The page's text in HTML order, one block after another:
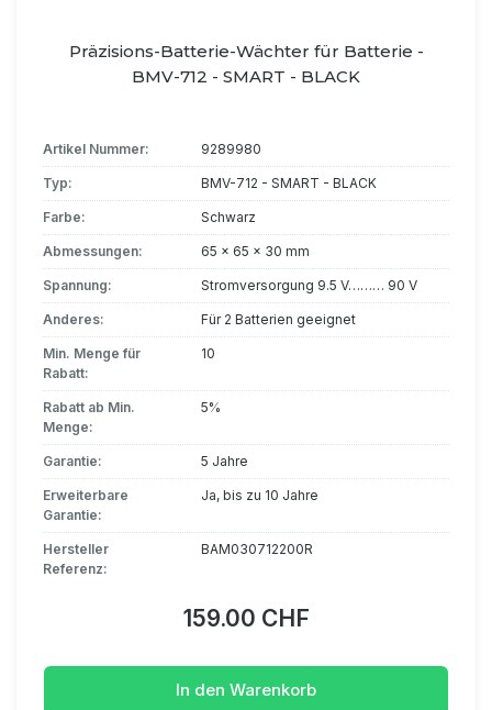
Präzisions-Batterie-Wächter für Batterie -
BMV-712 - SMART - BLACK
Artikel Nummer: 9289980
Typ: BMV-712 - SMART - BLACK
Farbe: Schwarz
Abmessungen: 65 x 65 x 30 mm
Spannung: Stromversorgung 9.5 V……… 90 V
Anderes: Für 2 Batterien geeignet
Min. Menge für
Rabatt:
10
Rabatt ab Min.
Menge:
5%
Garantie: 5 Jahre
Erweiterbare
Garantie:
Ja, bis zu 10 Jahre
Hersteller
Referenz:
BAM030712200R
159.00 CHF
In den Warenkorb